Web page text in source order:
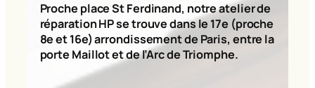
Proche place St Ferdinand, notre atelier de
réparation HP se trouve dans le 17e (proche
8e et 16e) arrondissement de Paris, entre la
porte Maillot et de l’Arc de Triomphe.